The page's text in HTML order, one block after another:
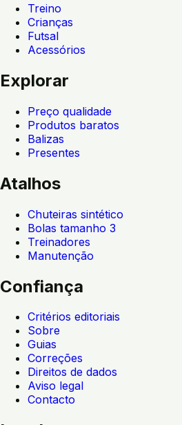
Treino
Crianças
Futsal
Acessórios
Explorar
Preço qualidade
Produtos baratos
Balizas
Presentes
Atalhos
Chuteiras sintético
Bolas tamanho 3
Treinadores
Manutenção
Confiança
Critérios editoriais
Sobre
Guias
Correções
Direitos de dados
Aviso legal
Contacto